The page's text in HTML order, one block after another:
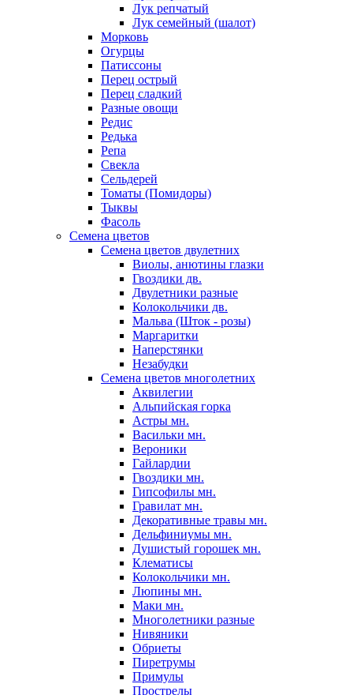
Лук репчатый
Лук семейный (шалот)
Морковь
Огурцы
Патиссоны
Перец острый
Перец сладкий
Разные овощи
Редис
Редька
Репа
Свекла
Сельдерей
Томаты (Помидоры)
Тыквы
Фасоль
Семена цветов
Семена цветов двулетних
Виолы, анютины глазки
Гвоздики дв.
Двулетники разные
Колокольчики дв.
Мальва (Шток - розы)
Маргаритки
Наперстянки
Незабудки
Семена цветов многолетних
Аквилегии
Альпийская горка
Астры мн.
Васильки мн.
Вероники
Гайлардии
Гвоздики мн.
Гипсофилы мн.
Гравилат мн.
Декоративные травы мн.
Дельфиниумы мн.
Душистый горошек мн.
Клематисы
Колокольчики мн.
Люпины мн.
Маки мн.
Многолетники разные
Нивяники
Обриеты
Пиретрумы
Примулы
Прострелы